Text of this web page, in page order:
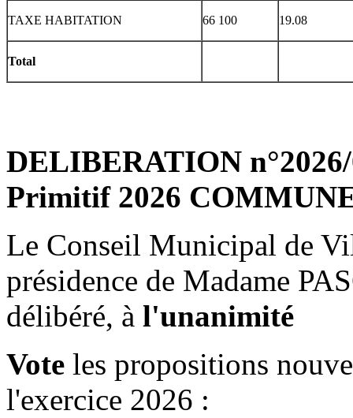
TAXE HABITATION 66 100 19.08
Total
DELIBERATION
Primitif 2026
Le Conseil Municipal de
présidence de Madame
délibéré, à l'unanimité
Vote les propositions
l'exercice 2026 :